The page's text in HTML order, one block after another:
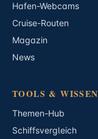
Hafen-Webcams
Cruise-Routen
Magazin
News
TOOLS & WISSEN
Themen-Hub
Schiffsvergleich